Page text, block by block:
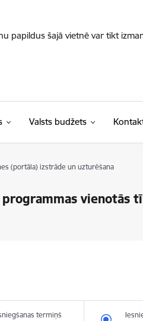
papildus šajā vietnē var tikt
Valsts budžets
(portāla) izstrāde un uzturēšana
programmas vienotās
termiņš